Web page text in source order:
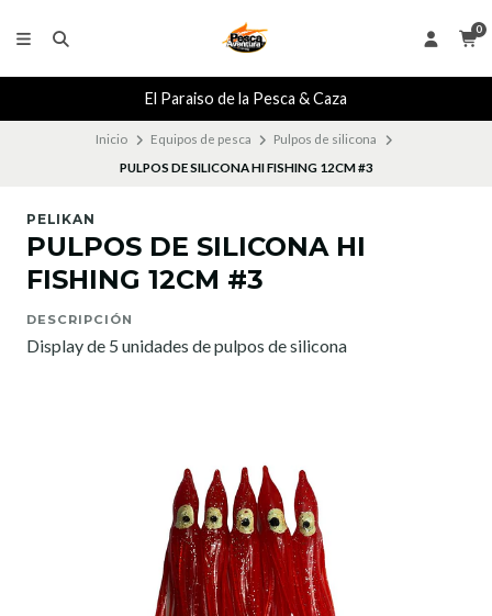
0
El Paraiso de la Pesca & Caza
Inicio Equipos de pesca
Pulpos de silicona
PULPOS DE SILICONA HI FISHING 12CM #3
PELIKAN
PULPOS DE SILICONA HI
FISHING 12CM #3
DESCRIPCIÓN
Display de 5 unidades de pulpos de silicona